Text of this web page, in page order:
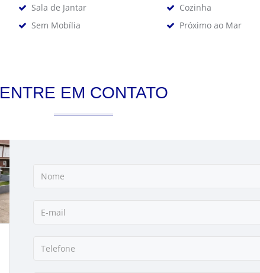
Sala de Jantar
Cozinha
Sem Mobília Próximo ao Mar
ENTRE EM CONTATO